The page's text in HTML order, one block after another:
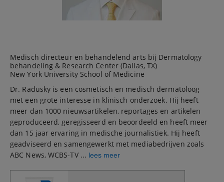
Medisch directeur en behandelend arts bij Dermatology
behandeling & Research Center (Dallas, TX)
New York University School of Medicine
Dr. Radusky is een cosmetisch en medisch dermatoloog
met een grote interesse in klinisch onderzoek. Hij heeft
meer dan 1000 nieuwsartikelen, reportages en artikelen
geproduceerd, geregisseerd en beoordeeld en heeft meer
dan 15 jaar ervaring in medische journalistiek. Hij heeft
geadviseerd en samengewerkt met mediabedrijven zoals
ABC News, WCBS-TV ... lees meer